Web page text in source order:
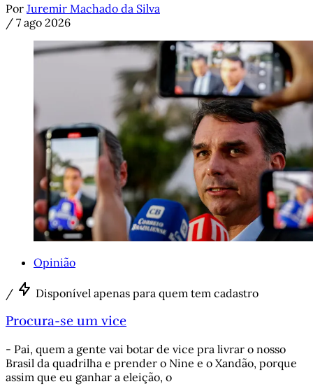
Por Juremir Machado da Silva
/ 7 ago 2026
Opinião
/ Disponível apenas para quem tem cadastro
Procura-se um vice
- Pai, quem a gente vai botar de vice pra livrar o nosso
Brasil da quadrilha e prender o Nine e o Xandão, porque
assim que eu ganhar a eleição, o